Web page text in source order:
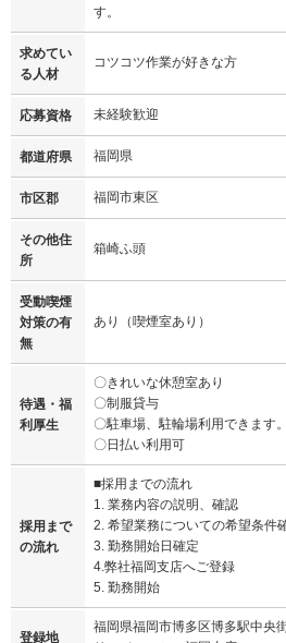
す。
求めてい
る人材
コツコツ作業が好きな方
応募資格 未経験歓迎
都道府県 福岡県
市区郡 福岡市東区
その他住
所
箱崎ふ頭
受動喫煙
対策の有
無
あり（喫煙室あり）
待遇・福
利厚生
〇きれいな休憩室あり
〇制服貸与
〇駐車場、駐輪場利用できます。
〇日払い利用可
採用まで
の流れ
■採用までの流れ
1. 業務内容の説明、確認
2. 希望業務についての希望条件
3. 勤務開始日確定
4.弊社福岡支店へご登録
5. 勤務開始
登録地
福岡県福岡市博多区博多駅中央